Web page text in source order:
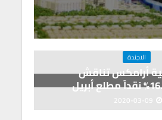
الاجندة
أرامكس تناقش
2020-03-09